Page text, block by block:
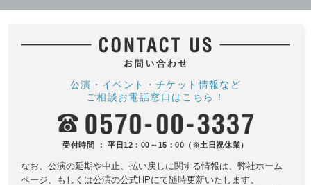
公演・イベント・チケット情報など
ご相談お電話窓口はこちら！
受付時間 ： 平日12：00～15：00（※土日祝休業）
なお、公演の延期や中止、払い戻しに関する情報は、 弊社ホーム
ページ、もしくは公演の公式HPにて随時更新いたします。